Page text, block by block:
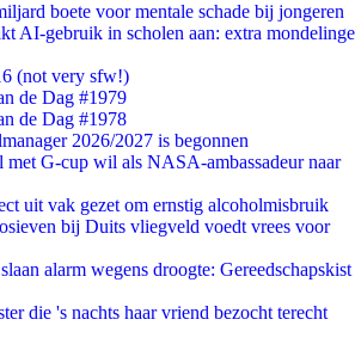
boete voor mentale schade bij jongeren
AI-gebruik in scholen aan: extra mondelinge
(not very sfw!)
de Dag #1979
de Dag #1978
2026/2027 is begonnen
met G-cup wil als NASA-ambassadeur naar
uit vak gezet om ernstig alcoholmisbruik
bij Duits vliegveld voedt vrees voor
alarm wegens droogte: Gereedschapskist
die 's nachts haar vriend bezocht terecht